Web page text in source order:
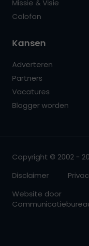
Missie & Visie
Colofon
Kansen
Adverteren
Partners
Vacatures
Blogger worden
Copyright © 2002 -
Disclaimer
Website door